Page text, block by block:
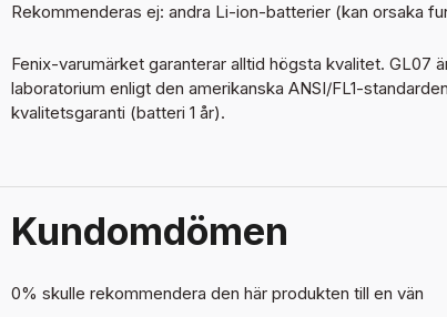
Rekommenderas ej: andra Li-ion-batterier (kan orsaka
Fenix-varumärket garanterar alltid högsta kvalitet.
laboratorium enligt den amerikanska ANSI/FL1-
kvalitetsgaranti (batteri 1 år).
Kundomdömen
0% skulle rekommendera den här produkten till en vän